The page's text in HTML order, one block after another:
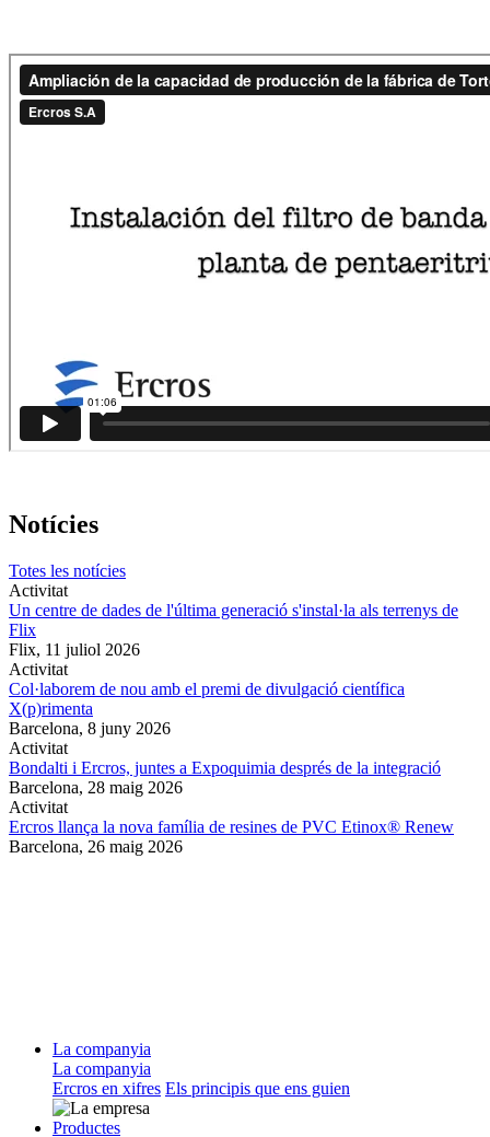
Notícies
Totes les notícies
Activitat
Un centre de dades de l'última generació s'instal·la als terrenys de
Flix
Flix, 11 juliol 2026
Activitat
Col·laborem de nou amb el premi de divulgació científica
X(p)rimenta
Barcelona, 8 juny 2026
Activitat
Bondalti i Ercros, juntes a Expoquimia després de la integració
Barcelona, 28 maig 2026
Activitat
Ercros llança la nova família de resines de PVC Etinox® Renew
Barcelona, 26 maig 2026
La companyia
La companyia
Ercros en xifres Els principis que ens guien
Productes